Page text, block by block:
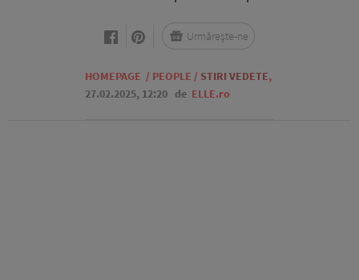
HOMEPAGE / PEOPLE / STIRI VEDETE,
27.02.2025, 12:20 de ELLE.ro
Urmărește-ne